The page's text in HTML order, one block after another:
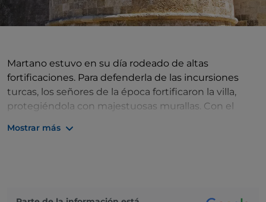
Martano estuvo en su día rodeado de altas
fortificaciones. Para defenderla de las incursiones
turcas, los señores de la época fortificaron la villa,
protegiéndola con majestuosas murallas. Con el
Mostrar más